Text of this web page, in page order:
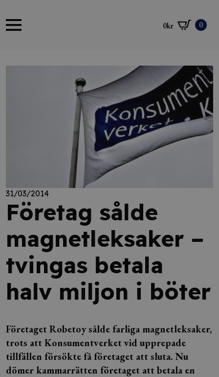
0kr 0
31/03/2014
Företag sålde
magnetleksaker –
tvingas betala
halv miljon i böter
Företaget Robetoy sålde farliga magnetleksaker,
trots att Konsumentverket vid upprepade
tillfällen försökte få företaget att sluta. Nu
dömer kammarrätten företaget att betala en